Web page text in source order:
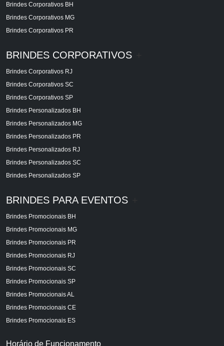
Brindes Corporativos BH
Brindes Corporativos MG
Brindes Corporativos PR
BRINDES CORPORATIVOS
Brindes Corporativos RJ
Brindes Corporativos SC
Brindes Corporativos SP
Brindes Personalizados BH
Brindes Personalizados MG
Brindes Personalizados PR
Brindes Personalizados RJ
Brindes Personalizados SC
Brindes Personalizados SP
BRINDES PARA EVENTOS
Brindes Promocionais BH
Brindes Promocionais MG
Brindes Promocionais PR
Brindes Promocionais RJ
Brindes Promocionais SC
Brindes Promocionais SP
Brindes Promocionais AL
Brindes Promocionais CE
Brindes Promocionais ES
Horário de Funcionamento